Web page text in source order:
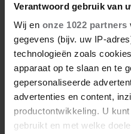
Verantwoord gebruik van
Wij en onze 1022 partners
gegevens (bijv. uw IP-
technologieën zoals
apparaat op te slaan en te
gepersonaliseerde
advertenties en content,
productontwikkeling. U
gebruikt en met welke
De nieuwe Mijn
Los